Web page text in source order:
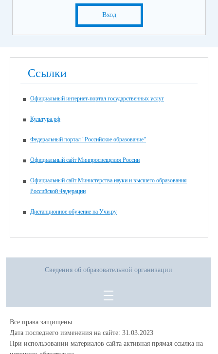
Вход
Ссылки
Официальный интернет-портал государственных услуг
Культура.рф
Федеральный портал "Российское образование"
Официальный сайт Минпросвещения России
Официальный сайт Министерства науки и высшего образования
Российской Федерации
Дистанционное обучение на Учи.ру
Сведения об образовательной организации
Все права защищены.
Дата последнего изменения на сайте: 31.03.2023
При использовании материалов сайта активная прямая ссылка на